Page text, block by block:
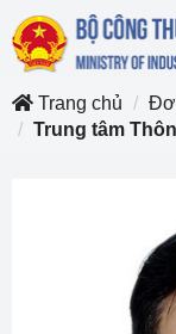
Trang chủ
Trung tâm